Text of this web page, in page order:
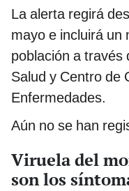
La alerta regirá
mayo e incluirá un
población a través
Salud y Centro de
Enfermedades.
Aún no se han
Viruela del
son los